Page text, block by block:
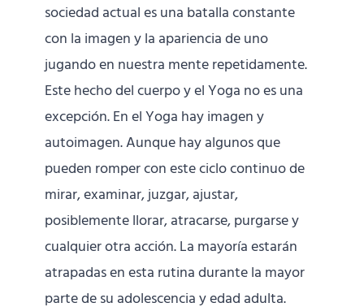
sociedad actual es una batalla constante
con la imagen y la apariencia de uno
jugando en nuestra mente repetidamente.
Este hecho del cuerpo y el Yoga no es una
excepción. En el Yoga hay imagen y
autoimagen. Aunque hay algunos que
pueden romper con este ciclo continuo de
mirar, examinar, juzgar, ajustar,
posiblemente llorar, atracarse, purgarse y
cualquier otra acción. La mayoría estarán
atrapadas en esta rutina durante la mayor
parte de su adolescencia y edad adulta.